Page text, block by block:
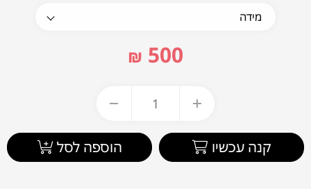
500
₪
קנה עכשיו הוספה לסל